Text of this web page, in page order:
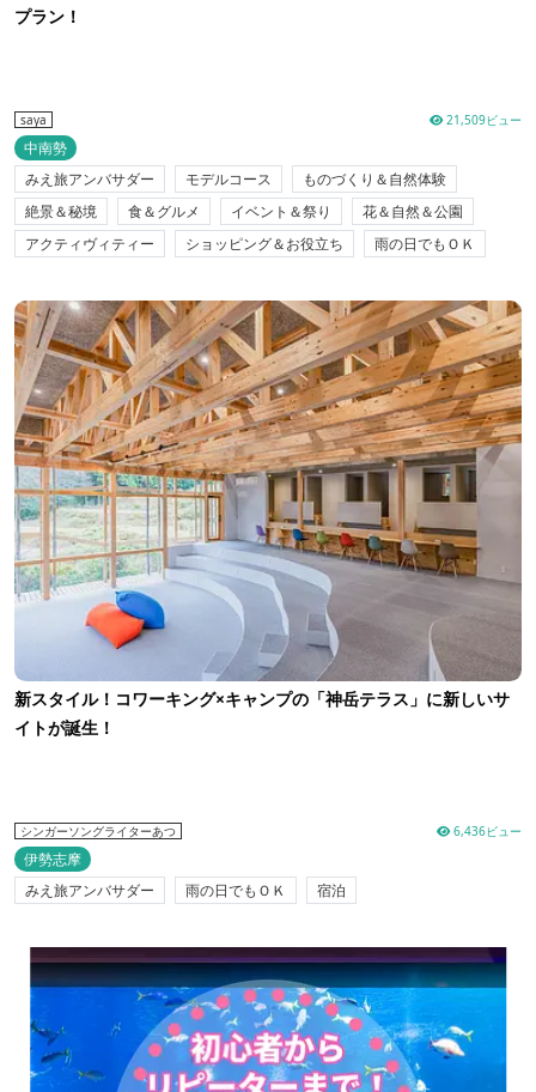
プラン！
saya 21,509ビュー
中南勢
みえ旅アンバサダー
モデルコース
ものづくり＆自然体験
絶景＆秘境
食＆グルメ イベント＆祭り
花＆自然＆公園
アクティヴィティー
ショッピング＆お役立ち 雨の日でもＯＫ
新スタイル！コワーキング×キャンプの「神岳テラス」に新しいサ
イトが誕生！
シンガーソングライターあつ 6,436ビュー
伊勢志摩
みえ旅アンバサダー
雨の日でもＯＫ 宿泊